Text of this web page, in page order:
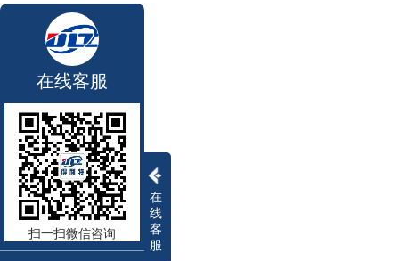
在
线
客
服
在线客服
扫一扫微信咨询